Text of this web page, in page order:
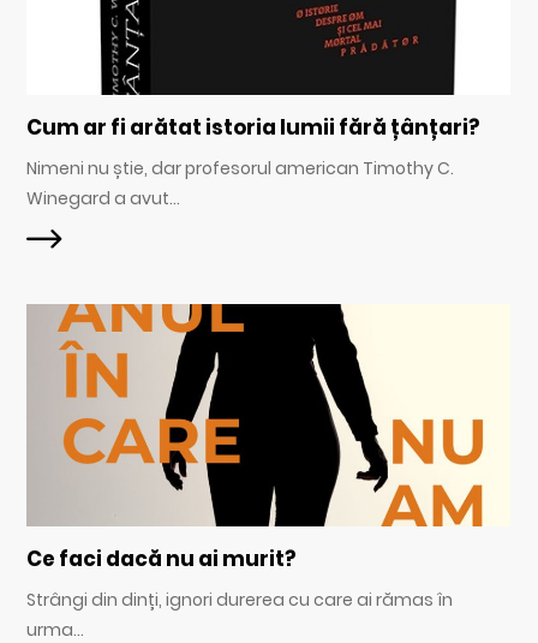
Cum ar fi arătat istoria lumii fără țânțari?
Nimeni nu știe, dar profesorul american Timothy C.
Winegard a avut...
Ce faci dacă nu ai murit?
Strângi din dinți, ignori durerea cu care ai rămas în
urma...